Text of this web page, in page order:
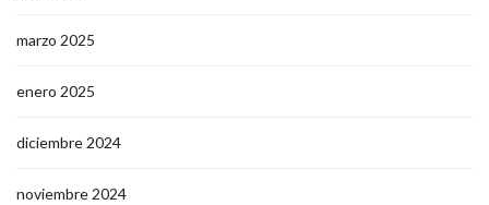
marzo 2025
enero 2025
diciembre 2024
noviembre 2024